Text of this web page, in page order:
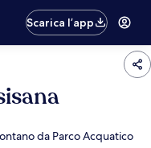
Scarica l’app
da Parco Acquatico